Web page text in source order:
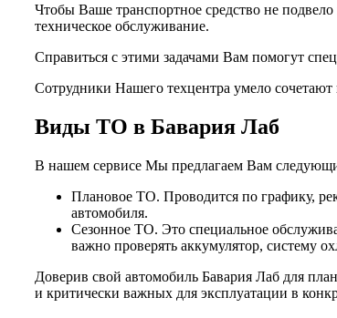
Чтобы Ваше транспортное средство не
техническое обслуживание.
Справиться с этими задачами Вам помогут
Сотрудники Нашего техцентра умело
Виды ТО в Бавария Лаб
В нашем сервисе Мы предлагаем Вам
Плановое ТО. Проводится по графику,
автомобиля.
Сезонное ТО. Это специальное
важно проверять аккумулятор, систему
Доверив свой автомобиль Бавария Лаб для
и критически важных для эксплуатации в